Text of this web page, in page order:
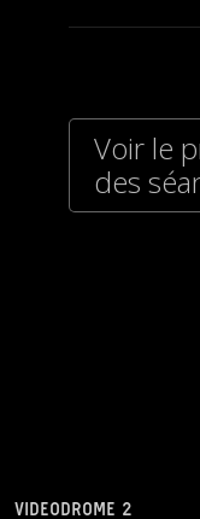
Voir le
des
VIDEODROME 2